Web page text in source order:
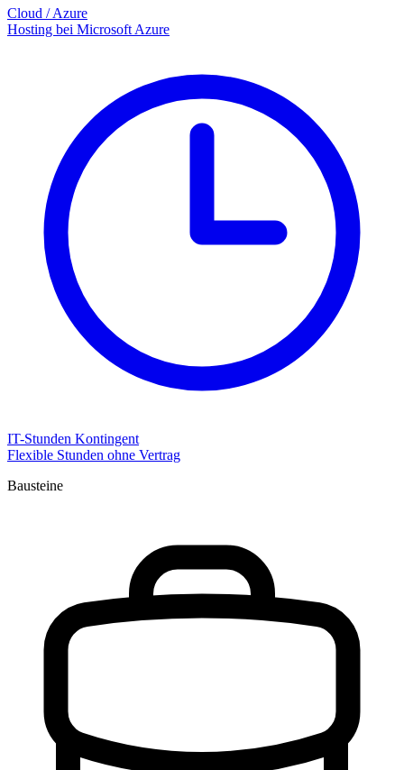
Cloud / Azure
Hosting bei Microsoft Azure
IT-Stunden Kontingent
Flexible Stunden ohne Vertrag
Bausteine